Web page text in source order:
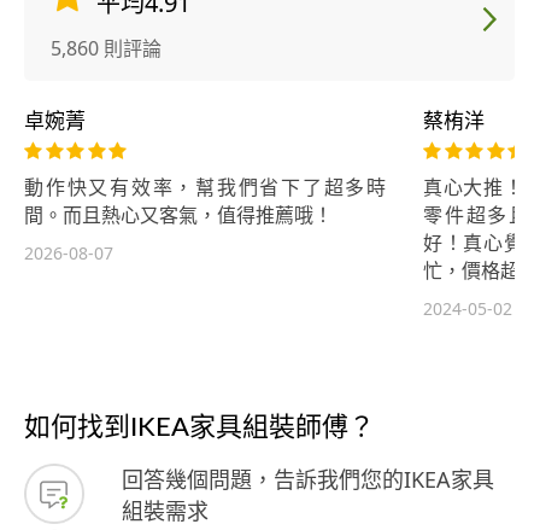
5,860 則評論
卓婉菁
動作快又有效率，幫我們省下了超多時
間。而且熱心又客氣，值得推薦哦！
2026-08-07
蔡栯洋
真心大推！
零件超多且
好！真心覺
忙，價格超
2024-05-02
如何找到IKEA家具組裝師傅？
回答幾個問題，告訴我們您的IKEA家具
組裝需求